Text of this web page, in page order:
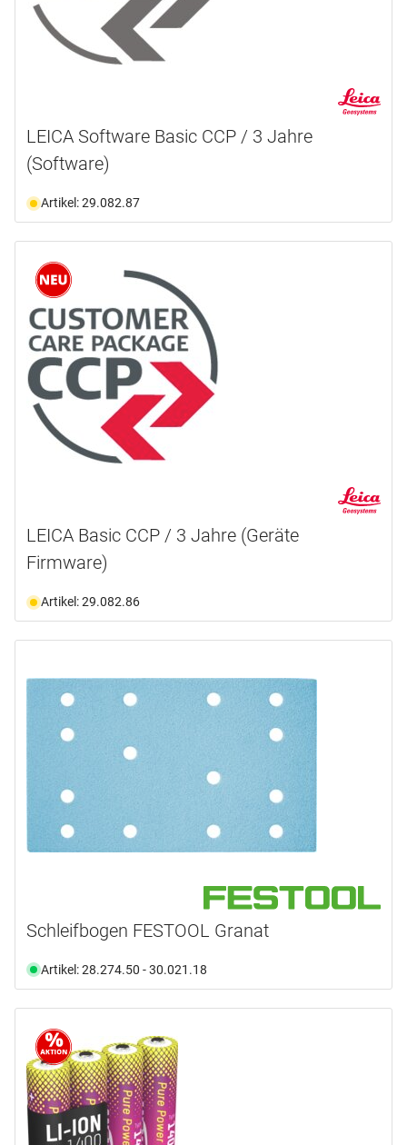
LEICA Software Basic CCP / 3 Jahre
(Software)
Artikel: 29.082.87
LEICA Basic CCP / 3 Jahre (Geräte
Firmware)
Artikel: 29.082.86
Schleifbogen FESTOOL Granat
Artikel: 28.274.50 - 30.021.18